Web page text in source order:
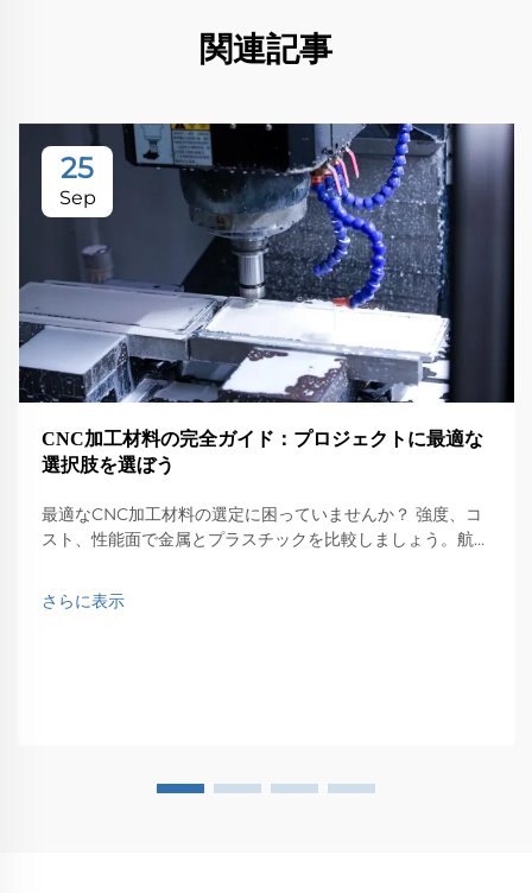
関連記事
25
Sep
CNC加工材料の完全ガイド：プロジェクトに最適な
選択肢を選ぼう
最適なCNC加工材料の選定に困っていませんか？ 強度、コ
スト、性能面で金属とプラスチックを比較しましょう。航空
ます。無料の選定チェックリストをダウンロードしてくださ
い。
さらに表示